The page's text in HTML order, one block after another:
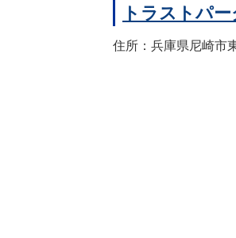
トラストパ
住所：兵庫県尼崎市